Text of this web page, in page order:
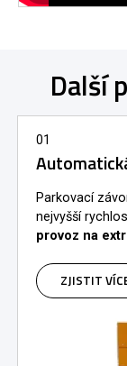
Další
01
Parkovací
nejvyšší
provoz na
ZJISTIT